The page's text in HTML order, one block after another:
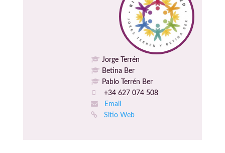
Jorge Terrén
Betina Ber
Pablo Terrén Ber
+34 627 074 508
Email
Sitio Web